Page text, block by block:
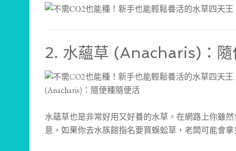
2. 水蘊草 (Anacharis)：隨
水蘊草也是非常好用又好養的水草。在網路上你雖
意，如果你去水族館指名要買蜈蚣草，老闆可能會